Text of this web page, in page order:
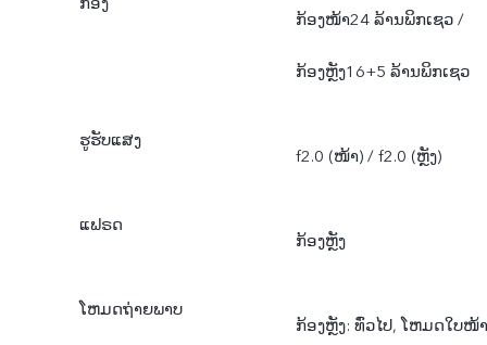
ກ້ອງໜ້າ24 ລ້ານພິກເຊວ /
ກ້ອງຫຼັງ16+5 ລ້ານພິກເຊວ
ຮູຮັບແສງ
f2.0 (ໜ້າ) / f2.0 (ຫຼັງ)
ແຟຣດ
ກ້ອງຫຼັງ
ໂຫມດຖ່າຍພາບ
ກ້ອງຫຼັງ: ທົ່ວໄປ, ໂຫມດໃບໜ້າ